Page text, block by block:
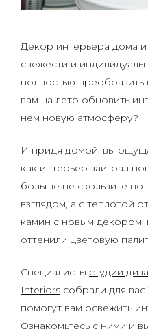
Декор интерьера дома и
свежести и
полностью
вам на лето обновить
нем новую атмосферу?
И придя домой, вы
как интерьер заиграл
больше не скользите
взглядом, а с теплотой
камин с новым декором,
оттенили цветовую
Специалисты студии
Interiors собрали для
помогут вам освежить
Ознакомьтесь с ними и